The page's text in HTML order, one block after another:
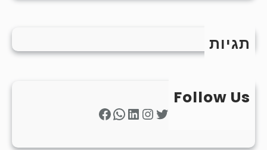
תגיות
Follow Us
Twitter
Instagram
LinkedIn
WhatsApp
Facebook